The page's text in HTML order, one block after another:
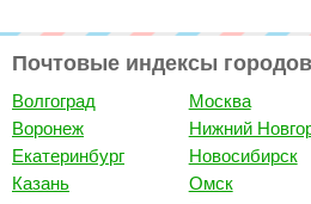
Почтовые индексы
Волгоград
Воронеж
Екатеринбург
Казань
Москва
Нижний
Новосибирск
Омск